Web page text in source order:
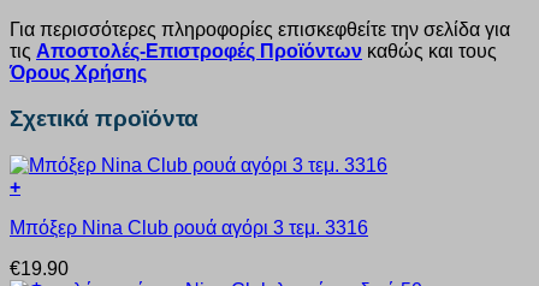
Για περισσότερες πληροφορίες επισκεφθείτε την σελίδα για
τις Αποστολές-Επιστροφές Προϊόντων καθώς και τους
Όρους Χρήσης
Σχετικά προϊόντα
+
το
έχει
Μπόξερ Nina Club ρουά αγόρι 3 τεμ. 3316
€19.90